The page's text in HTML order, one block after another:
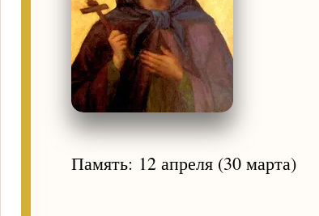
Память: 12 апреля (30 марта)